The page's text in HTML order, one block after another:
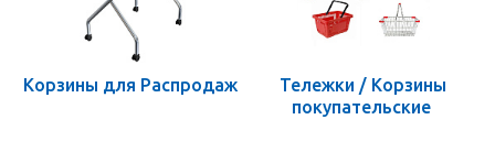
Корзины для Распродаж
Тележки / Корзины
покупательские